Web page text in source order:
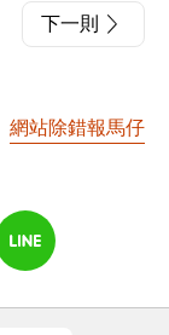
下一則
網站除錯報馬仔